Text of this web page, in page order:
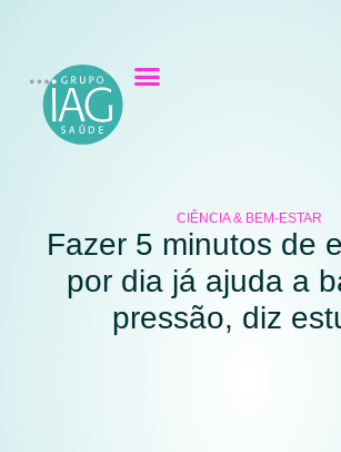
CIÊNCIA & BEM-ESTAR
Fazer 5 minutos de
por dia já ajuda a
pressão, diz